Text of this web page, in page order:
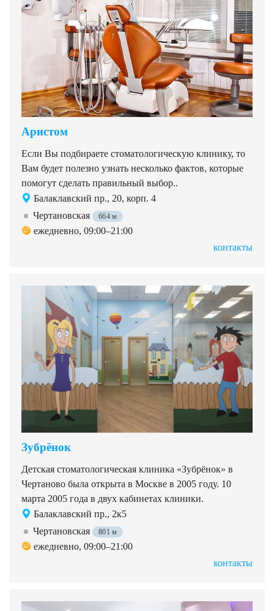
Аристом
Если Вы подбираете стоматологическую клинику, то
Вам будет полезно узнать несколько фактов, которые
помогут сделать правильный выбор..
Балаклавский пр., 20, корп. 4
Чертановская
664 м
ежедневно, 09:00–21:00
контакты
Зубрёнок
Детская стоматологическая клиника «Зубрёнок» в
Чертаново была открыта в Москве в 2005 году. 10
марта 2005 года в двух кабинетах клиники.
Балаклавский пр., 2к5
Чертановская
801 м
ежедневно, 09:00–21:00
контакты